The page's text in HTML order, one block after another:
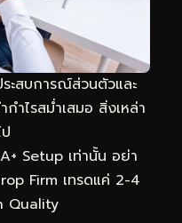
ะสบการณ์ส่วนตัวและ
ำไรสม่ำเสมอ สิ่งเหล่า
Setup เท่านั้น อย่า
Firm เทรดแค่ 2-4
Quality